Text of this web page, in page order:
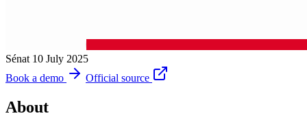
Sénat 10 July 2025
Book a demo
Official source
About